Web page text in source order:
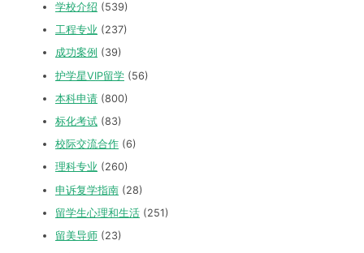
学校介绍 (539)
工程专业 (237)
成功案例 (39)
护学星VIP留学 (56)
本科申请 (800)
标化考试 (83)
校际交流合作 (6)
理科专业 (260)
申诉复学指南 (28)
留学生心理和生活 (251)
留美导师 (23)